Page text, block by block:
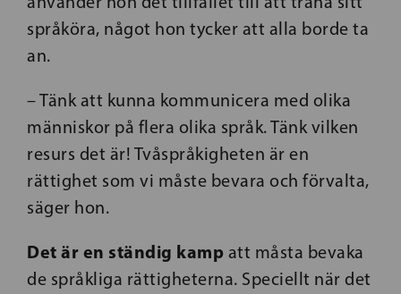
språköra, något hon tycker att alla borde ta
an.
– Tänk att kunna kommunicera med olika
människor på flera olika språk. Tänk vilken
resurs det är! Tvåspråkigheten är en
rättighet som vi måste bevara och förvalta,
säger hon.
Det är en ständig kamp att måsta bevaka
de språkliga rättigheterna. Speciellt när det